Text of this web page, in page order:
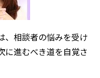
、相談者の悩みを受け
に進むべき道を自覚さ